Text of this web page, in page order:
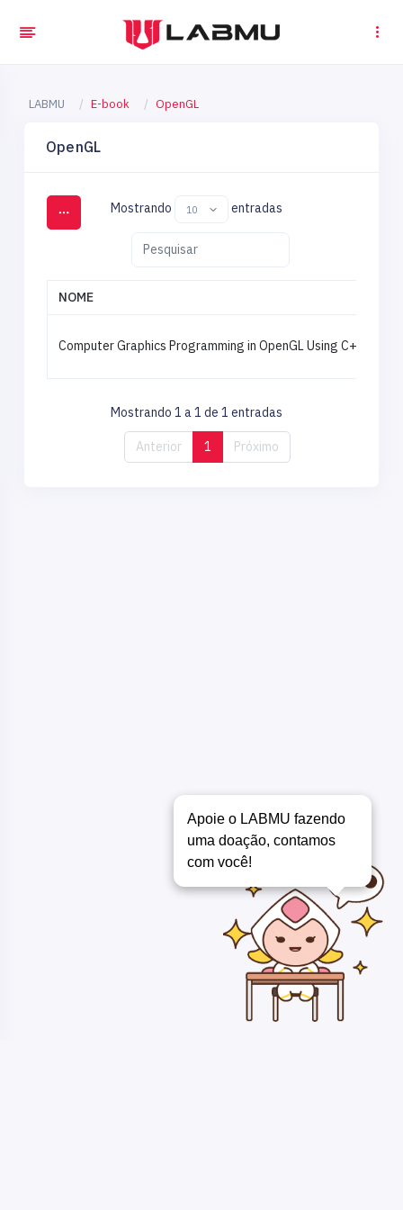
LABMU E-book OpenGL
OpenGL
Mostrando entradas
NOME
Computer Graphics Programming in OpenGL Using C++ - 2ª
Mostrando 1 a 1 de 1 entradas
Anterior 1 Próximo
Apoie o LABMU fazendo
uma doação, contamos
com você!